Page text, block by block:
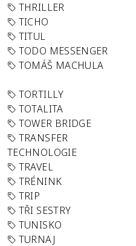
THRILLER
TICHO
TITUL
TODO MESSENGER
TOMÁŠ MACHULA
TORTILLY
TOTALITA
TOWER BRIDGE
TRANSFER
TECHNOLOGIE
TRAVEL
TRÉNINK
TRIP
TŘI SESTRY
TUNISKO
TURNAJ